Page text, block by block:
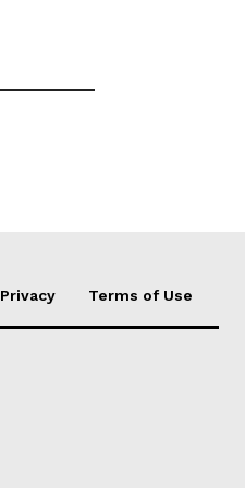
Privacy Terms of Use